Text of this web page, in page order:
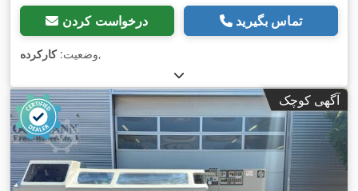
درخواست کردن تماس بگیرید
وضعیت:کارکرده ,
آگهی کوچک